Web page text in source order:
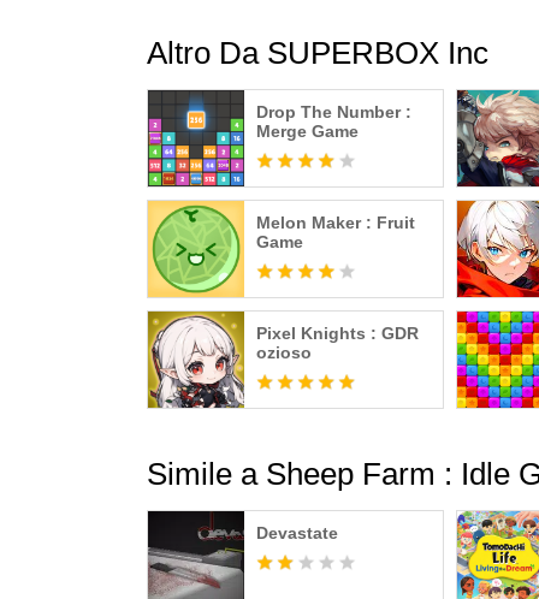
Altro Da SUPERBOX Inc
Drop The Number :
Merge Game
Melon Maker : Fruit
Game
Pixel Knights : GDR
ozioso
Simile a Sheep Farm : Idle
Devastate